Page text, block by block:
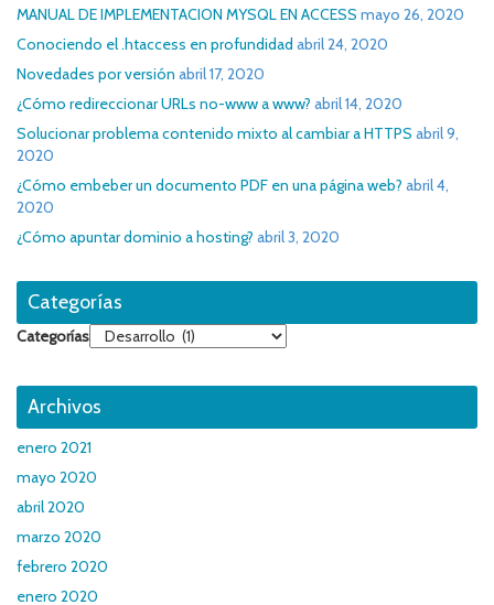
MANUAL DE IMPLEMENTACION MYSQL EN ACCESS mayo 26, 2020
Conociendo el .htaccess en profundidad abril 24, 2020
Novedades por versión abril 17, 2020
¿Cómo redireccionar URLs no-www a www? abril 14, 2020
Solucionar problema contenido mixto al cambiar a HTTPS abril 9,
2020
¿Cómo embeber un documento PDF en una página web? abril 4,
2020
¿Cómo apuntar dominio a hosting? abril 3, 2020
Categorías
Categorías
Archivos
enero 2021
mayo 2020
abril 2020
marzo 2020
febrero 2020
enero 2020